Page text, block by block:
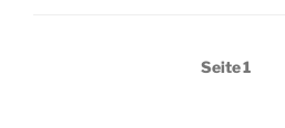
Seitennummerierung
Seite1